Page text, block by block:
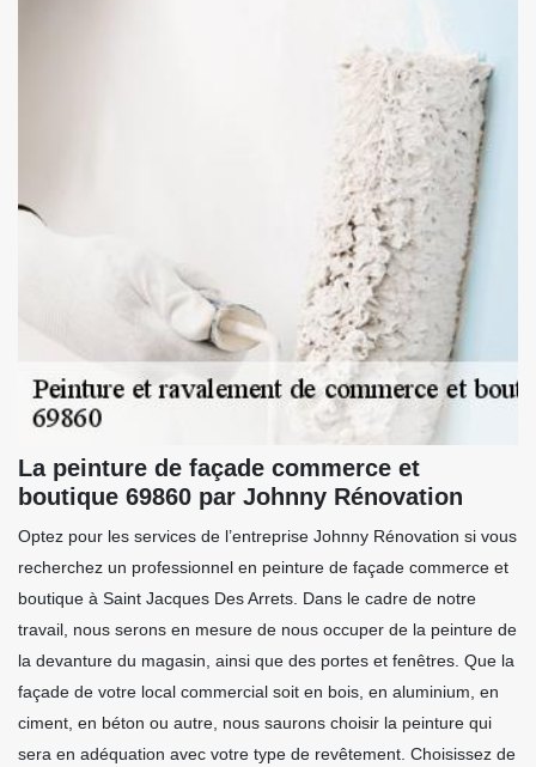
La peinture de façade commerce et
boutique 69860 par Johnny Rénovation
Optez pour les services de l’entreprise Johnny Rénovation si vous
recherchez un professionnel en peinture de façade commerce et
boutique à Saint Jacques Des Arrets. Dans le cadre de notre
travail, nous serons en mesure de nous occuper de la peinture de
la devanture du magasin, ainsi que des portes et fenêtres. Que la
façade de votre local commercial soit en bois, en aluminium, en
ciment, en béton ou autre, nous saurons choisir la peinture qui
sera en adéquation avec votre type de revêtement. Choisissez de